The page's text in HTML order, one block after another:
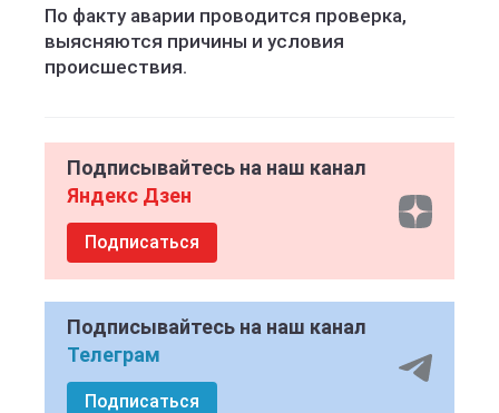
По факту аварии проводится проверка,
выясняются причины и условия
происшествия.
Подписывайтесь на наш канал
Яндекс Дзен
Подписаться
Подписывайтесь на наш канал
Телеграм
Подписаться